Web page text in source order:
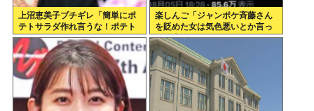
上沼恵美子ブチギレ「簡単にポ
テトサラダ作れ言うな！ポテト
サラダ作りてしんどいんやで！
」
楽しんご「ジャンポケ斉藤さん
を貶めた女は気色悪いとか言っ
てる癖にフェラするとか口だけ
は素直なんだな！週刊誌から金
もらってるだろ」